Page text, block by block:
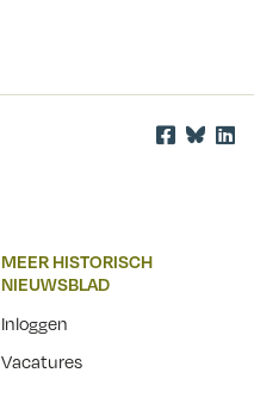
MEER HISTORISCH
NIEUWSBLAD
Inloggen
Vacatures